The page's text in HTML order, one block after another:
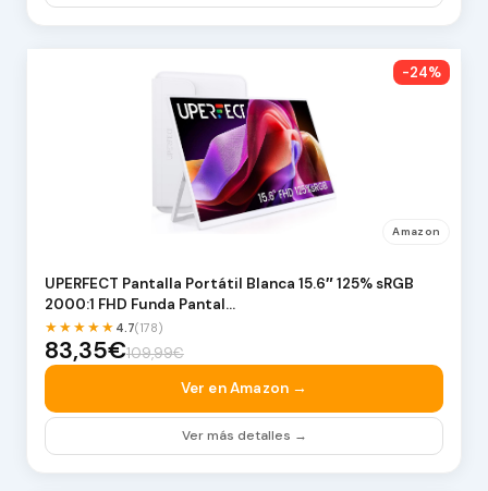
-24%
Amazon
UPERFECT Pantalla Portátil Blanca 15.6″ 125% sRGB
2000:1 FHD Funda Pantal…
★★★★★ 4.7(178)
83,35€109,99€
Ver en Amazon →
Ver más detalles →